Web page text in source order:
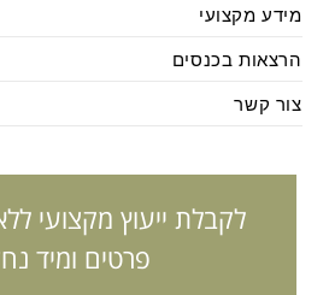
מידע מקצועי
הרצאות בכנסים
צור קשר
לקבלת ייעוץ מקצועי
פרטים ומיד